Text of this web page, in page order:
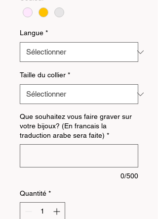
Langue *
Taille du collier *
Que souhaitez vous faire graver sur
votre bijoux? (En francais la
traduction arabe sera faite) *
0/500
Quantité *